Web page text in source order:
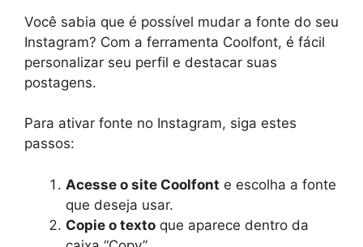
Você sabia que é possível mudar a fonte do seu
Instagram? Com a ferramenta Coolfont, é fácil
personalizar seu perfil e destacar suas
postagens.
Para ativar fonte no Instagram, siga estes
passos:
Acesse o site Coolfont e escolha a fonte
que deseja usar.
Copie o texto que aparece dentro da